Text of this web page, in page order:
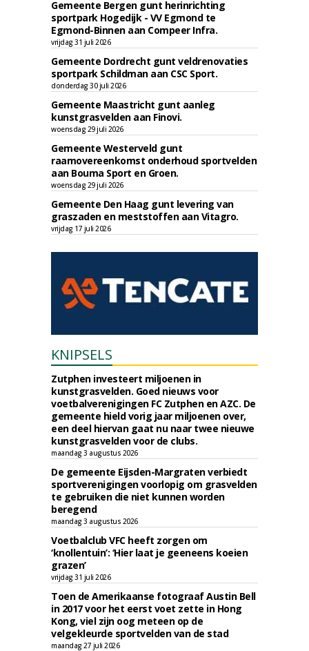
Gemeente Bergen gunt herinrichting
sportpark Hogedijk - VV Egmond te
Egmond-Binnen aan Compeer Infra.
vrijdag 31 juli 2026
Gemeente Dordrecht gunt veldrenovaties
sportpark Schildman aan CSC Sport.
donderdag 30 juli 2026
Gemeente Maastricht gunt aanleg
kunstgrasvelden aan Finovi.
woensdag 29 juli 2026
Gemeente Westerveld gunt
raamovereenkomst onderhoud sportvelden
aan Bouma Sport en Groen.
woensdag 29 juli 2026
Gemeente Den Haag gunt levering van
graszaden en meststoffen aan Vitagro.
vrijdag 17 juli 2026
KNIPSELS
Zutphen investeert miljoenen in
kunstgrasvelden. Goed nieuws voor
voetbalverenigingen FC Zutphen en AZC. De
gemeente hield vorig jaar miljoenen over,
een deel hiervan gaat nu naar twee nieuwe
kunstgrasvelden voor de clubs.
maandag 3 augustus 2026
De gemeente Eijsden-Margraten verbiedt
sportverenigingen voorlopig om grasvelden
te gebruiken die niet kunnen worden
beregend
maandag 3 augustus 2026
Voetbalclub VFC heeft zorgen om
‘knollentuin’: ‘Hier laat je geeneens koeien
grazen’
vrijdag 31 juli 2026
Toen de Amerikaanse fotograaf Austin Bell
in 2017 voor het eerst voet zette in Hong
Kong, viel zijn oog meteen op de
velgekleurde sportvelden van de stad
maandag 27 juli 2026